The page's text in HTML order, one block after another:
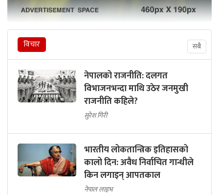
विचार सबै
नेपालको राजनीति: दलगत
विभाजनभन्दा माथि उठेर जनमुखी
राजनीति कहिले?
सुरेश गिरी
भारतीय लोकतान्त्रिक इतिहासको
कालो दिन: अवैध निर्वाचित गान्धीले
किन लगाइन् आपतकाल
नेपाल लाइभ